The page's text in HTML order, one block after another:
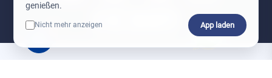
genießen.
Nicht mehr anzeigen App laden